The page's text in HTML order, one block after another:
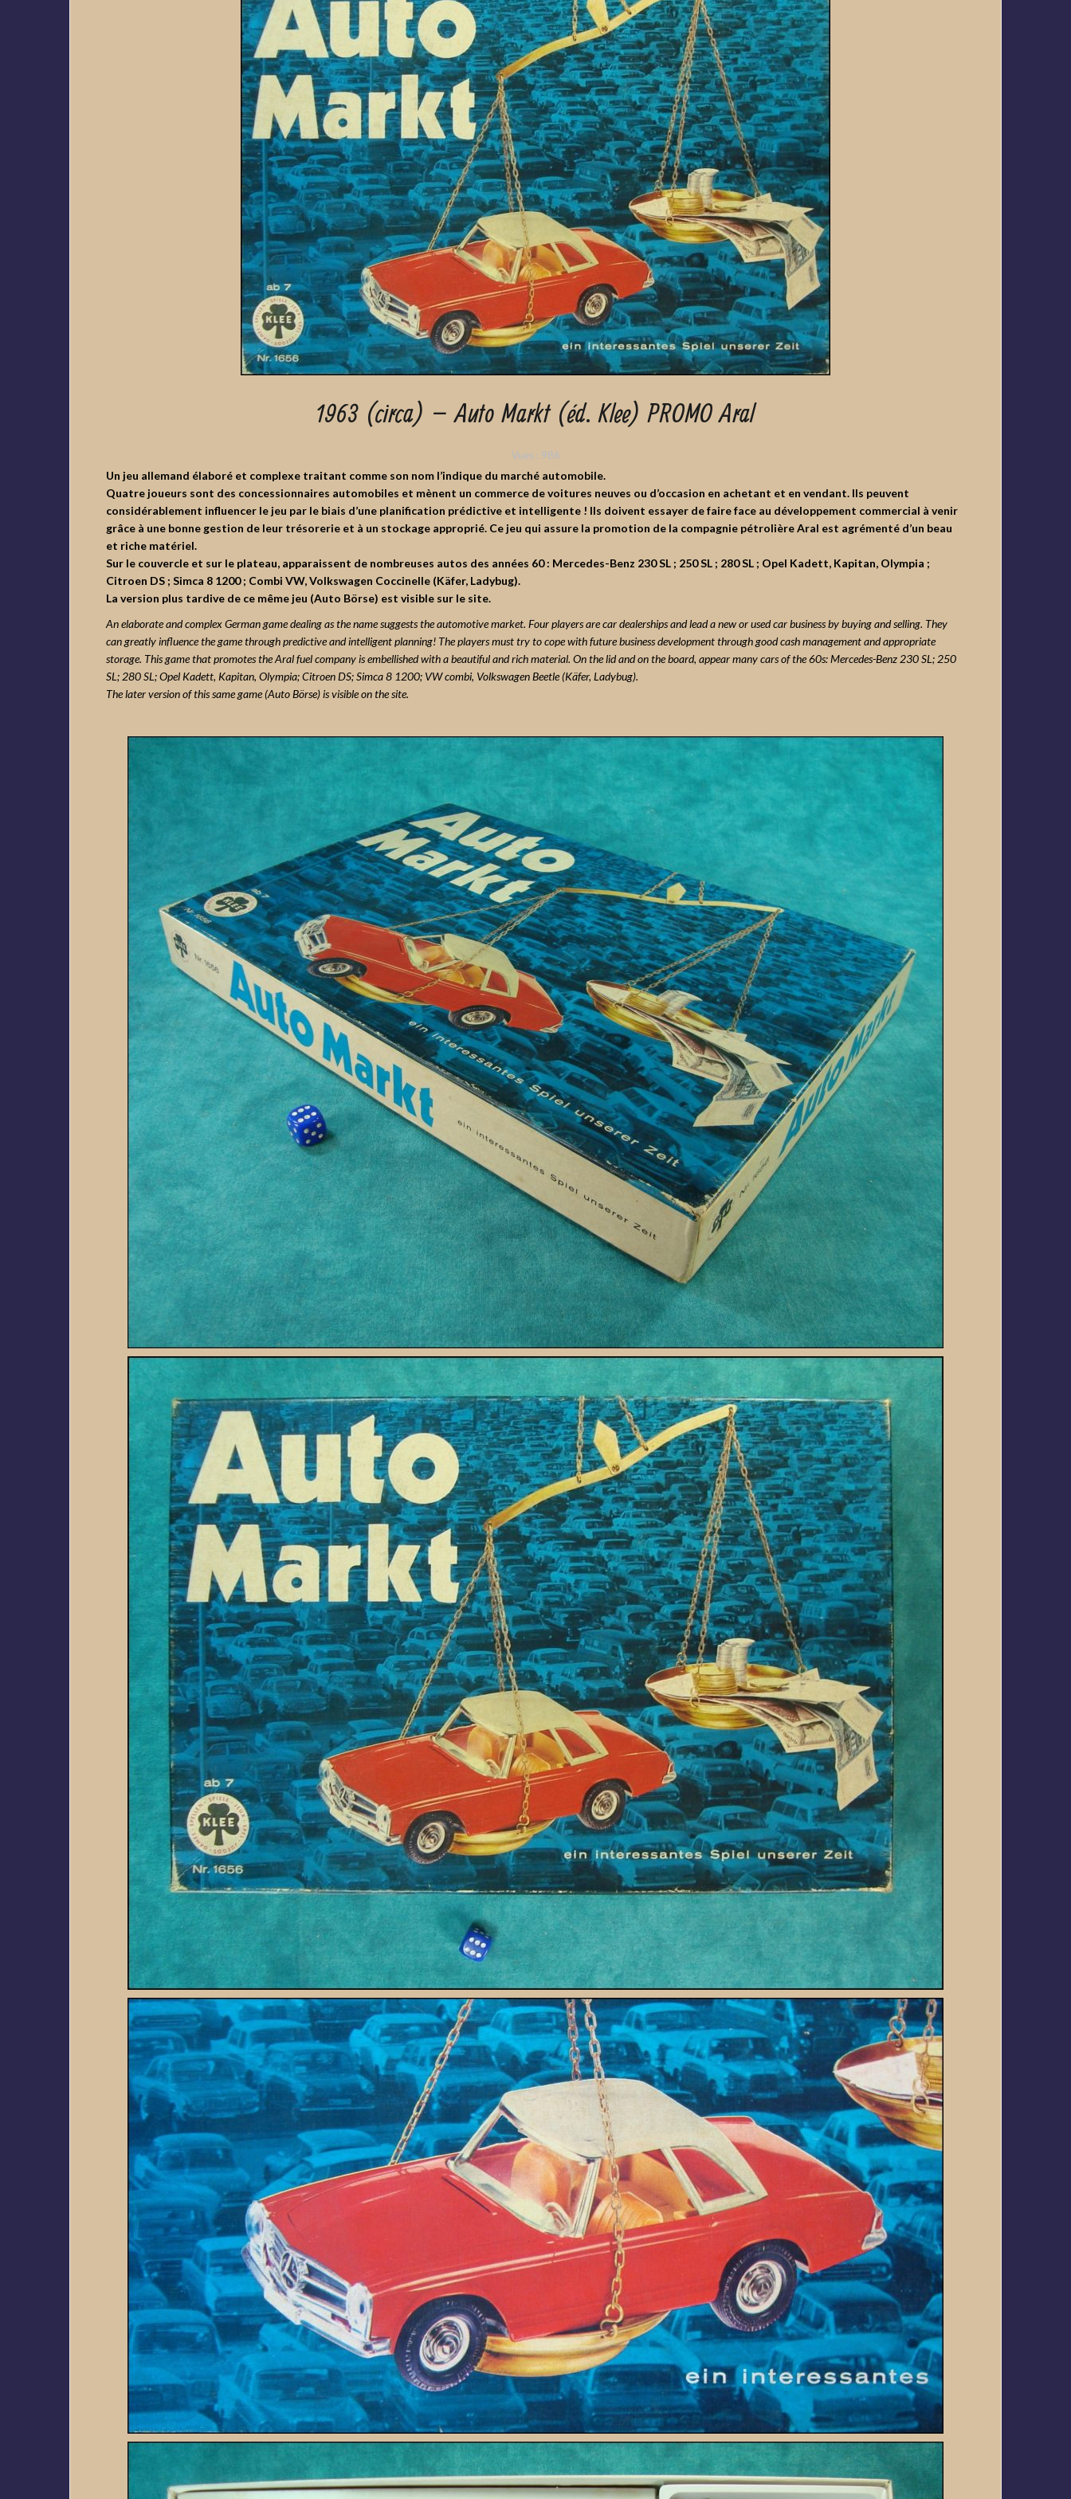
1963 (circa) – Auto Markt (éd. Klee) PROMO Aral
Vues : 986
Un jeu allemand élaboré et complexe traitant comme son nom l’indique du marché automobile.
Quatre joueurs sont des concessionnaires automobiles et mènent un commerce de voitures neuves ou d’occasion en achetant et en vendant. Ils peuvent
considérablement influencer le jeu par le biais d’une planification prédictive et intelligente ! Ils doivent essayer de faire face au développement commercial à venir
grâce à une bonne gestion de leur trésorerie et à un stockage approprié. Ce jeu qui assure la promotion de la compagnie pétrolière Aral est agrémenté d’un beau
et riche matériel.
Sur le couvercle et sur le plateau, apparaissent de nombreuses autos des années 60 : Mercedes-Benz 230 SL ; 250 SL ; 280 SL ; Opel Kadett, Kapitan, Olympia ;
Citroen DS ; Simca 8 1200 ; Combi VW, Volkswagen Coccinelle (Käfer, Ladybug).
La version plus tardive de ce même jeu (Auto Börse) est visible sur le site.
An elaborate and complex German game dealing as the name suggests the automotive market. Four players are car dealerships and lead a new or used car business by buying and selling. They
can greatly influence the game through predictive and intelligent planning! The players must try to cope with future business development through good cash managementand appropriate
storage. This game that promotes the Aral fuel company is embellished with a beautiful and rich material. On the lid and on the board, appear many cars of the 60s: Mercedes-Benz 230 SL; 250
SL; 280 SL; Opel Kadett, Kapitan, Olympia; Citroen DS; Simca 8 1200; VW combi, Volkswagen Beetle (Käfer, Ladybug).
The later version of this same game (Auto Börse) is visible on the site.